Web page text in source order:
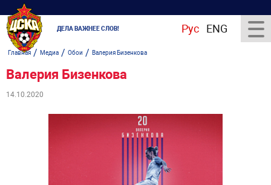
ДЕЛА ВАЖНЕЕ СЛОВ! Рус ENG
Главная/ Медиа / Обои / Валерия Бизенкова
Валерия Бизенкова
14.10.2020